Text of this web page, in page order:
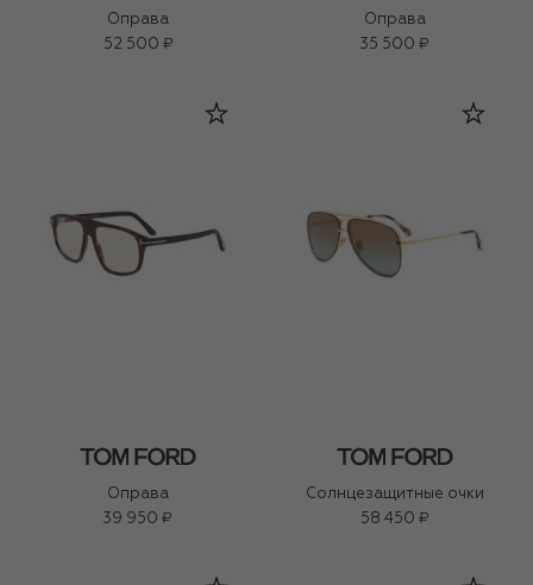
Оправа
52 500 ₽
Оправа
35 500 ₽
Оправа
39 950 ₽
Солнцезащитные очки
58 450 ₽